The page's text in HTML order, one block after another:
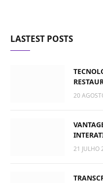
LASTEST POSTS
20
21 JULHO